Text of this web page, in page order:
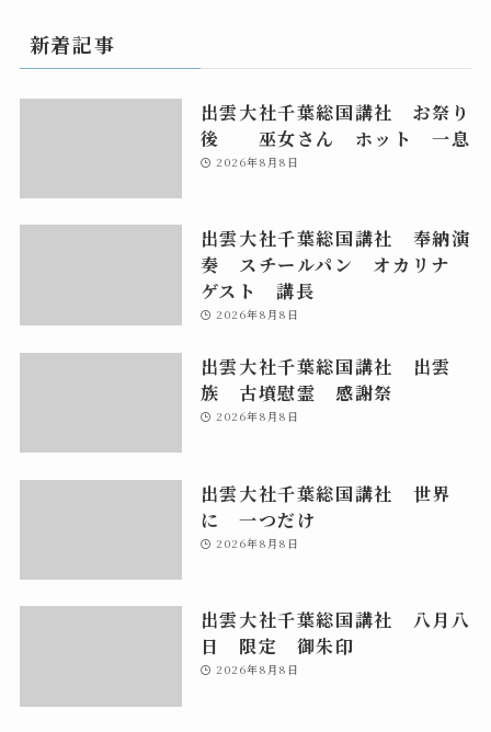
新着記事
出雲大社千葉総国講社 お祭り
後 巫女さん ホット 一息
2026年8月8日
出雲大社千葉総国講社 奉納演
奏 スチールパン オカリナ
ゲスト 講長
2026年8月8日
出雲大社千葉総国講社 出雲
族 古墳慰霊 感謝祭
2026年8月8日
出雲大社千葉総国講社 世界
に 一つだけ
2026年8月8日
出雲大社千葉総国講社 八月八
日 限定 御朱印
2026年8月8日